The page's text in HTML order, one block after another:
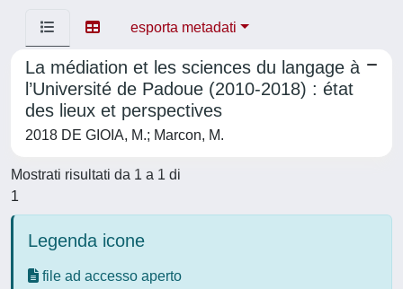
esporta metadati
La médiation et les sciences du langage à
l’Université de Padoue (2010-2018) : état
des lieux et perspectives
2018 DE GIOIA, M.; Marcon, M.
Mostrati risultati da 1 a 1 di
1
Legenda icone
file ad accesso aperto